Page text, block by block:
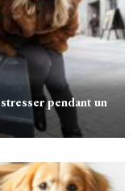
pendant un